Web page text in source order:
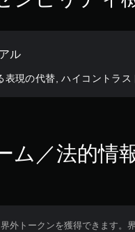
ル
表現の代替, ハイコントラス
ム／法的情
外トークンを獲得できます。